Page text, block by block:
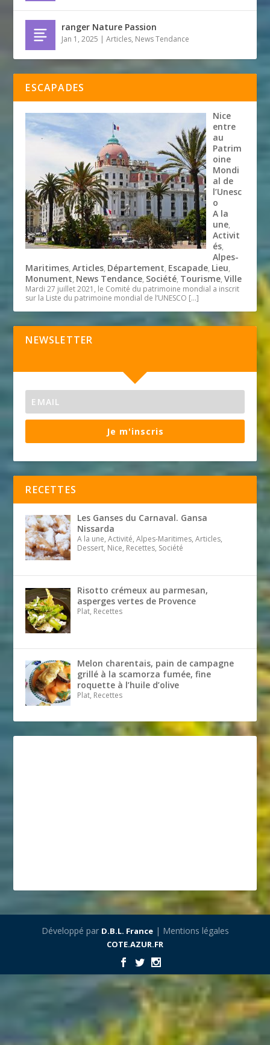
ranger Nature Passion
Jan 1, 2025 |Articles, News Tendance
ESCAPADES
Nice
entre
au
Patrim
oine
Mondi
al de
l’Unesc
o
A la
une,
Activit
és,
Alpes-
Maritimes,Articles, Département, Escapade, Lieu,
Monument, News Tendance, Société, Tourisme,Ville
Mardi 27 juillet 2021, le Comité du patrimoine mondial a inscrit
sur la Liste du patrimoine mondial de l’UNESCO […]
NEWSLETTER
Je m'inscris
RECETTES
Les Ganses du Carnaval. Gansa
Nissarda
A la une, Activité, Alpes-Maritimes, Articles,
Dessert, Nice, Recettes, Société
Risotto crémeux au parmesan,
asperges vertes de Provence
Plat, Recettes
Melon charentais, pain de campagne
grillé à la scamorza fumée, fine
roquette à l’huile d’olive
Plat, Recettes
Développé par D.B.L. France| Mentions légales
COTE.AZUR.FR